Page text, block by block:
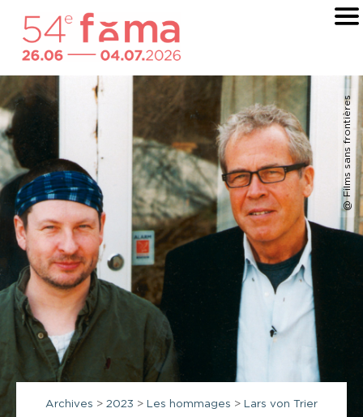
@ Films sans frontières
Archives > 2023 > Les hommages > Lars von Trier